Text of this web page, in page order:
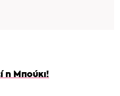
η Μπούκι!